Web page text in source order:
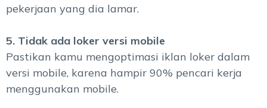
pekerjaan yang dia lamar.
5. Tidak ada loker versi mobile
Pastikan kamu mengoptimasi iklan loker dalam
versi mobile, karena hampir 90% pencari kerja
menggunakan mobile.